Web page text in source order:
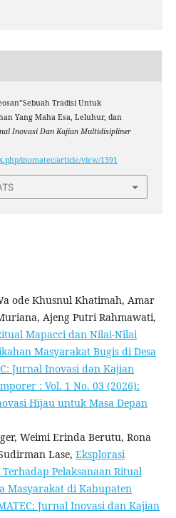
Tradisi Untuk
Yang Maha Esa, Leluhur, dan
Inovasi Dan Kajian Multidisipliner
inomatec/article/view/1391
ode Khusnul Khatimah, Amar
Ajeng Putri Rahmawati,
Mapacci dan Nilai-Nilai
Masyarakat Bugis di Desa
Jurnal Inovasi dan Kajian
: Vol. 1 No. 03 (2026):
Hijau untuk Masa Depan
Weimi Erinda Berutu, Rona
Lase, Eksplorasi
Pelaksanaan Ritual
Masyarakat di Kabupaten
Jurnal Inovasi dan Kajian